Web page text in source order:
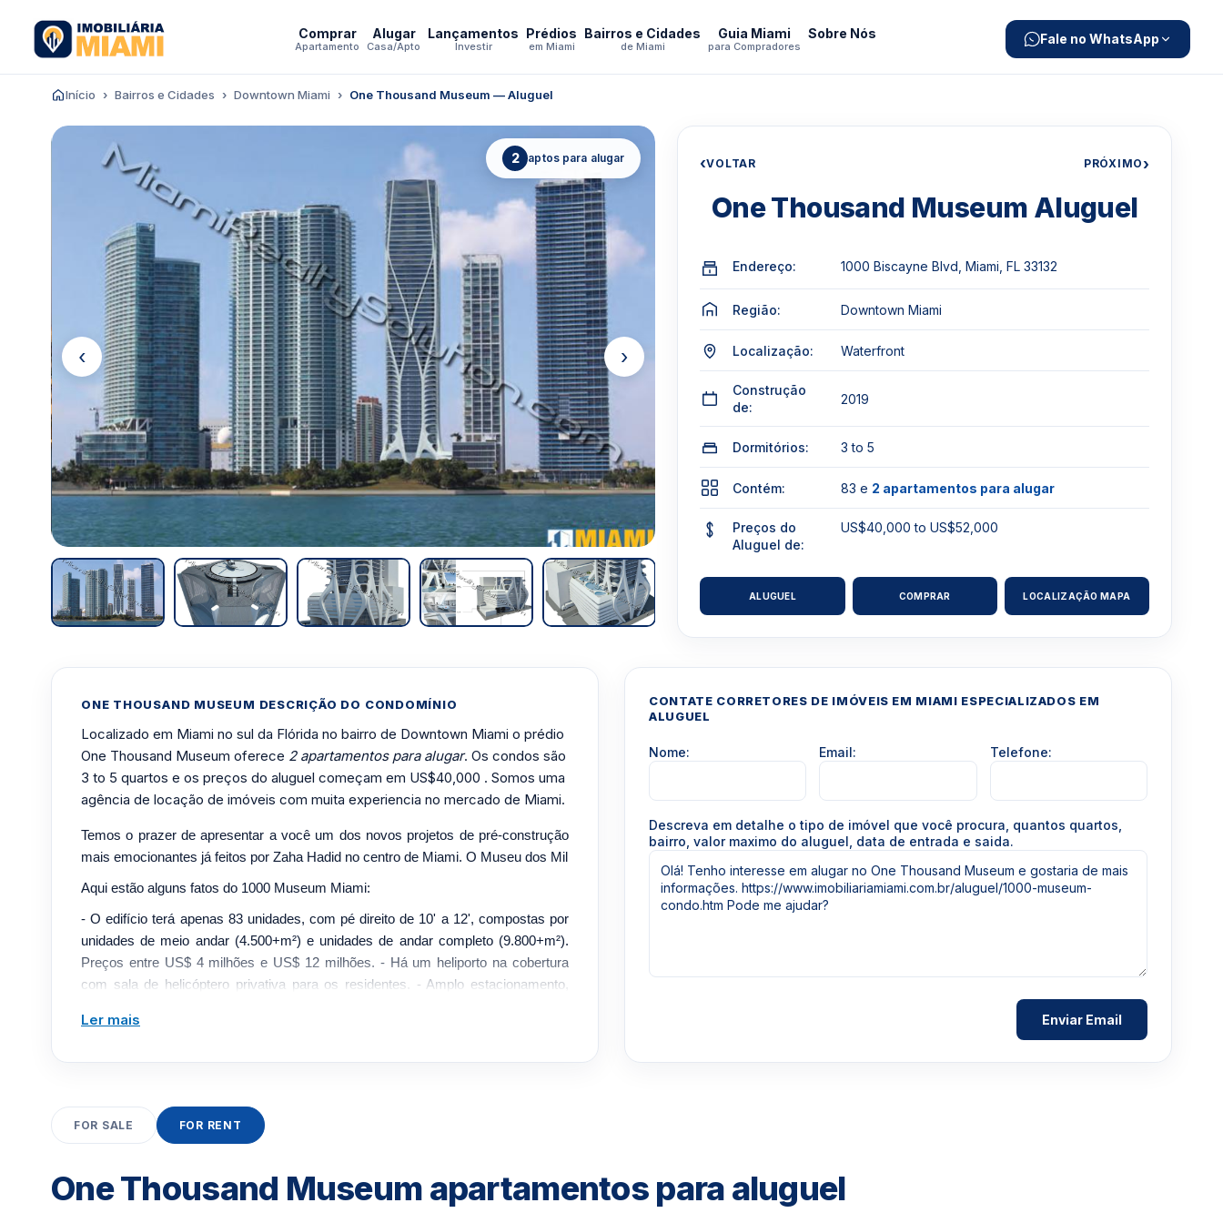
Comprar
Apartamento
Alugar
Casa/Apto
Lançamentos
Investir
Prédios
em Miami
Bairros e Cidades
de Miami
Guia Miami
para Compradores
Sobre Nós Fale no WhatsApp
Início Bairros e Cidades Downtown Miami One Thousand Museum — Aluguel
2 aptos para alugar
‹ ›
‹VOLTAR PRÓXIMO›
One Thousand Museum Aluguel
Endereço: 1000 Biscayne Blvd, Miami, FL 33132
Região: Downtown Miami
Localização: Waterfront
Construção
de:
2019
Dormitórios: 3 to 5
Contém: 83 e 2 apartamentos para alugar
Preços do
Aluguel de:
US$40,000 to US$52,000
ALUGUEL COMPRAR LOCALIZAÇÃO MAPA
ONE THOUSAND MUSEUM DESCRIÇÃO DO CONDOMÍNIO
Localizado em Miami no sul da Flórida no bairro de Downtown Miami o prédio
One Thousand Museum oferece 2 apartamentos para alugar. Os condos são
3 to 5 quartos e os preços do aluguel começam em US$40,000 . Somos uma
agência de locação de imóveis com muita experiencia no mercado de Miami.
Temos o prazer de apresentar a você um dos novos projetos de pré-construção
mais emocionantes já feitos por Zaha Hadid no centro de Miami. O Museu dos Mil
Aqui estão alguns fatos do 1000 Museum Miami:
- O edifício terá apenas 83 unidades, com pé direito de 10' a 12', compostas por
unidades de meio andar (4.500+m²) e unidades de andar completo (9.800+m²).
Preços entre US$ 4 milhões e US$ 12 milhões. - Há um heliporto na cobertura
com sala de helicóptero privativa para os residentes. - Amplo estacionamento,
Sunset no 9º andar + dois níveis de comodidades adicionais no 60º e 61º andares,
personalizados
- Armários de cozinha personalizados Gatto com eletrodomésticos Gaggenau e
- Como a primeira torre residencial de Zaha Hadid no hemisfério ocidental, o One
Ler mais
CONTATE CORRETORES DE IMÓVEIS EM MIAMI ESPECIALIZADOS EM
ALUGUEL
Nome: Email: Telefone:
Descreva em detalhe o tipo de imóvel que você procura, quantos quartos,
bairro, valor maximo do aluguel, data de entrada e saida.
FOR SALE FOR RENT
One Thousand Museum apartamentos para aluguel